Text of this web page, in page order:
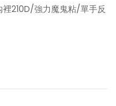
210D/強力魔鬼粘/單手反